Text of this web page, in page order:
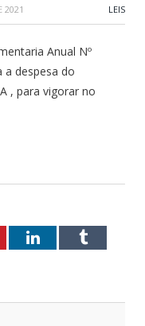
2021 LEIS
Anual Nº
a despesa do
, para vigorar no
LinkedInTumblr